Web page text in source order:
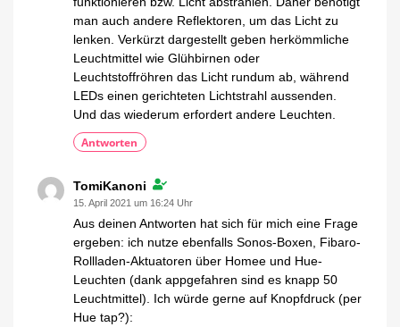
man auch andere Reflektoren, um das Licht zu
lenken. Verkürzt dargestellt geben herkömmliche
Leuchtmittel wie Glühbirnen oder
Leuchtstoffröhren das Licht rundum ab, während
LEDs einen gerichteten Lichtstrahl aussenden.
Und das wiederum erfordert andere Leuchten.
Antworten
TomiKanoni
15. April 2021 um 16:24 Uhr
Aus deinen Antworten hat sich für mich eine Frage
ergeben: ich nutze ebenfalls Sonos-Boxen, Fibaro-
Rollladen-Aktuatoren über Homee und Hue-
Leuchten (dank appgefahren sind es knapp 50
Leuchtmittel). Ich würde gerne auf Knopfdruck (per
Hue tap?):